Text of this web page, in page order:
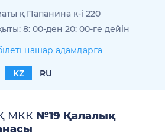
қ Папанина к-і 220
8: 00-ден 20: 00-ге дейін
нашар адамдарға
KZ RU
МКК №19 Қалалық